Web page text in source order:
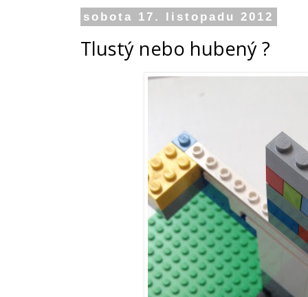
sobota 17. listopadu 2012
Tlustý nebo hubený ?